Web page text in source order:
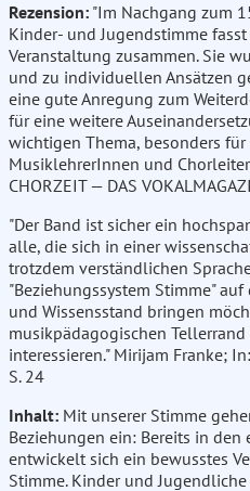
Rezension: "Im Nachgang zum
Kinder- und Jugendstimme
Veranstaltung zusammen. Sie
und zu individuellen Ansätzen
eine gute Anregung zum
für eine weitere
wichtigen Thema, besonders
MusiklehrerInnen und
CHORZEIT — DAS
"Der Band ist sicher ein
alle, die sich in einer
trotzdem verständlichen
"Beziehungssystem Stimme"
und Wissensstand bringen
musikpädagogischen
interessieren." Mirijam Franke;
S. 24
Inhalt: Mit unserer Stimme
Beziehungen ein: Bereits in den
entwickelt sich ein bewusstes
Stimme. Kinder und